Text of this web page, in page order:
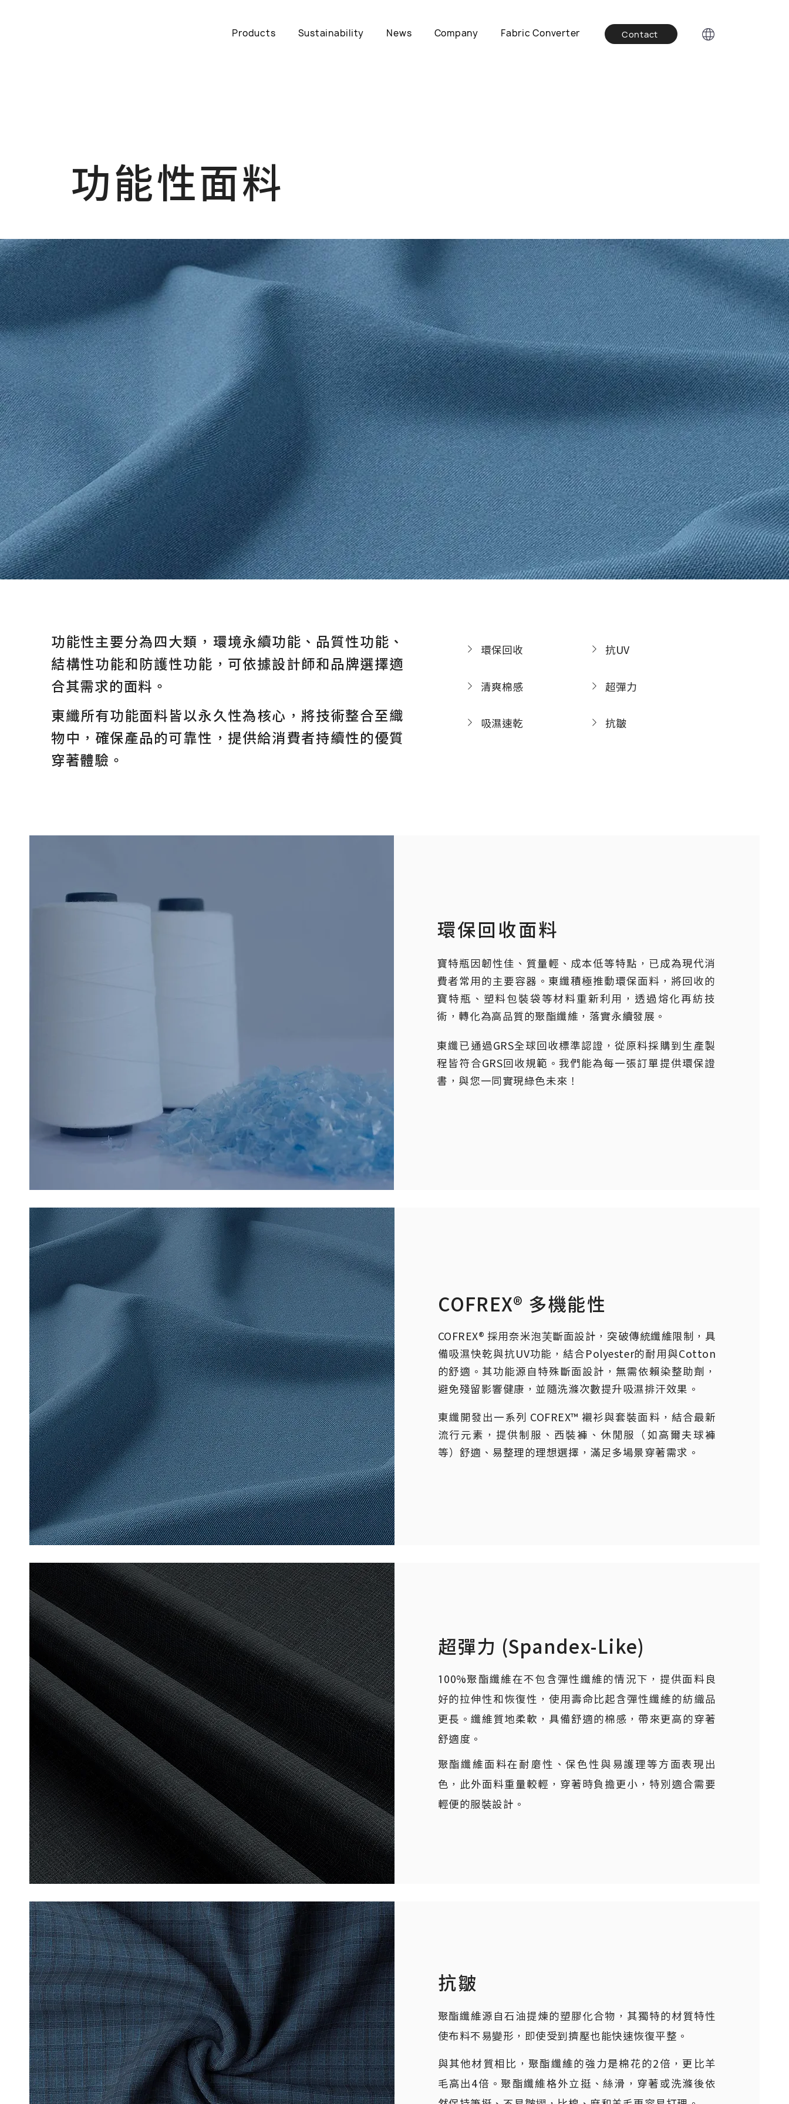
Products Sustainability News Company Fabric Converter Contact
功能性面料
功能性主要分為四大類，環境永續功能、品質性功能、
結構性功能和防護性功能，可依據設計師和品牌選擇適
合其需求的面料。
東纖所有功能面料皆以永久性為核心，將技術整合至織
物中，確保產品的可靠性，提供給消費者持續性的優質
穿著體驗。
環保回收
清爽棉感
吸濕速乾
抗UV
超彈力
抗皺
環保回收面料
寶特瓶因韌性佳、質量輕、成本低等特點，已成為現代消
費者常用的主要容器。東纖積極推動環保面料，將回收的
寶特瓶、塑料包裝袋等材料重新利用，透過熔化再紡技
術，轉化為高品質的聚酯纖維，落實永續發展。
東纖已通過GRS全球回收標準認證，從原料採購到生產製
程皆符合GRS回收規範。我們能為每一張訂單提供環保證
書，與您一同實現綠色未來！
COFREX® 多機能性
COFREX® 採用奈米泡芙斷面設計，突破傳統纖維限制，具
備吸濕快乾與抗UV功能，結合Polyester的耐用與Cotton
的舒適。其功能源自特殊斷面設計，無需依賴染整助劑，
避免殘留影響健康，並隨洗滌次數提升吸濕排汗效果。
東纖開發出一系列 COFREX™ 襯衫與套裝面料，結合最新
流行元素，提供制服、西裝褲、休閒服（如高爾夫球褲
等）舒適、易整理的理想選擇，滿足多場景穿著需求。
超彈力 (Spandex-Like)
100%聚酯纖維在不包含彈性纖維的情況下，提供面料良
好的拉伸性和恢復性，使用壽命比起含彈性纖維的紡織品
更長。纖維質地柔軟，具備舒適的棉感，帶來更高的穿著
舒適度。
聚酯纖維面料在耐磨性、保色性與易護理等方面表現出
色，此外面料重量較輕，穿著時負擔更小，特別適合需要
輕便的服裝設計。
抗皺
聚酯纖維源自石油提煉的塑膠化合物，其獨特的材質特性
使布料不易變形，即使受到擠壓也能快速恢復平整。
與其他材質相比，聚酯纖維的強力是棉花的2倍，更比羊
毛高出4倍。聚酯纖維格外立挺、絲滑，穿著或洗滌後依